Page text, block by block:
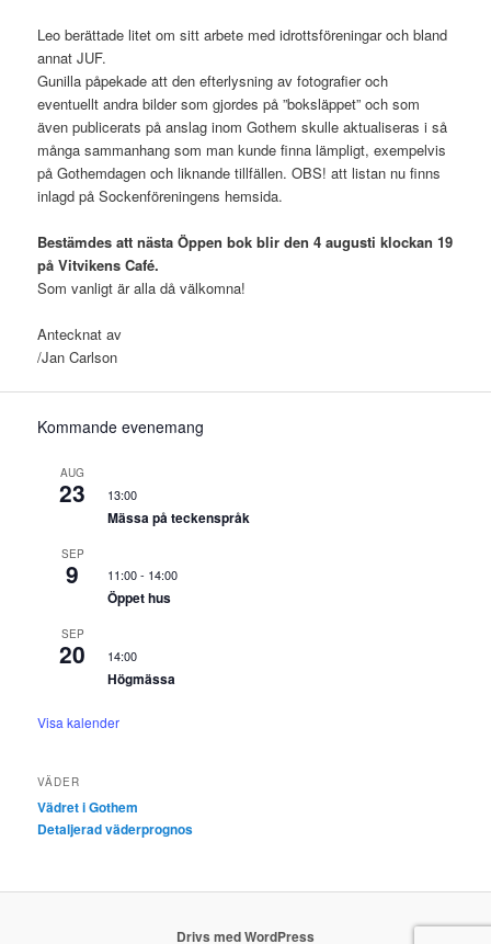
Leo berättade litet om sitt arbete med idrottsföreningar och bland
annat JUF.
Gunilla påpekade att den efterlysning av fotografier och
eventuellt andra bilder som gjordes på ”boksläppet” och som
även publicerats på anslag inom Gothem skulle aktualiseras i så
många sammanhang som man kunde finna lämpligt, exempelvis
på Gothemdagen och liknande tillfällen. OBS! att listan nu finns
inlagd på Sockenföreningens hemsida.
Bestämdes att nästa Öppen bok blir den 4 augusti klockan 19
på Vitvikens Café.
Som vanligt är alla då välkomna!
Antecknat av
/Jan Carlson
Kommande evenemang
AUG
23 13:00
Mässa på teckenspråk
SEP
9 11:00- 14:00
Öppet hus
SEP
20 14:00
Högmässa
Visa kalender
VÄDER
Vädret i Gothem
Detaljerad väderprognos
Drivs med WordPress